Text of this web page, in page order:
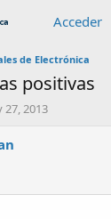
Acceder
de Electrónica
positivas
27, 2013